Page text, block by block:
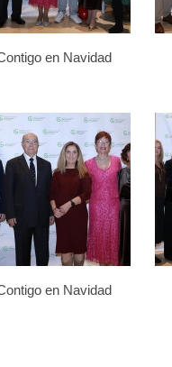
en Navidad
en Navidad